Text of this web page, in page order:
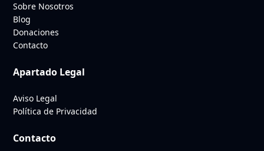
Sobre Nosotros
Blog
Donaciones
Contacto
Apartado Legal
Aviso Legal
Política de Privacidad
Contacto